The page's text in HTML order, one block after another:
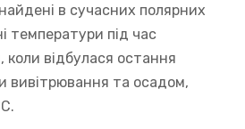
в сучасних полярних
температури під час
коли відбулася остання
вивітрювання та осадом,